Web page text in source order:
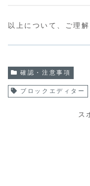
以上について、ご理
確認・注意事項
ブロックエディター
ス